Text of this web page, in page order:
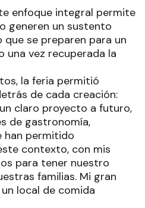
enfoque integral permite
generen un sustento
se preparen para un
una vez recuperada la
la feria permitió
de cada creación:
claro proyecto a futuro,
de gastronomía,
han permitido
contexto, con mis
para tener nuestro
familias. Mi gran
local de comida